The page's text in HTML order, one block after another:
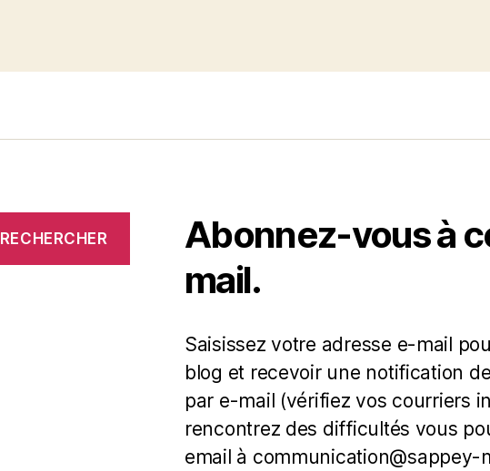
Abonnez-vous à
mail.
Saisissez votre adresse e-mail
blog et recevoir une notification
par e-mail (vérifiez vos courriers
rencontrez des difficultés vous
email à